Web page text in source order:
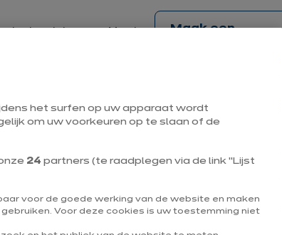
gesloten open Monday
Maak een
Naiveux 42A
Onze
Dinsdag
Woensdag
het surfen op uw apparaat wordt
om uw voorkeuren op te slaan of de
24 partners (te raadplegen via de link “Lijst
voor de goede werking van de website en maken
Voor deze cookies is uw toestemming niet